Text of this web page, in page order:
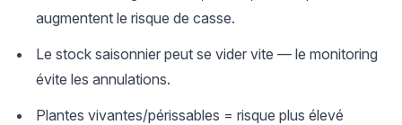
augmentent le risque de casse.
Le stock saisonnier peut se vider vite — le monitoring
évite les annulations.
Plantes vivantes/périssables = risque plus élevé